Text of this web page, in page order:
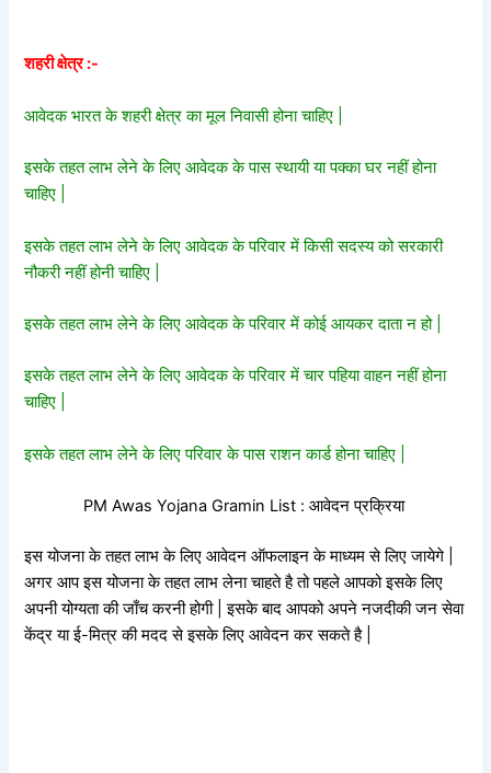
शहरी क्षेत्र :-
आवेदक भारत के शहरी क्षेत्र का मूल निवासी होना चाहिए |
इसके तहत लाभ लेने के लिए आवेदक के पास स्थायी या पक्का घर नहीं होना
चाहिए |
इसके तहत लाभ लेने के लिए आवेदक के परिवार में किसी सदस्य को सरकारी
नौकरी नहीं होनी चाहिए |
इसके तहत लाभ लेने के लिए आवेदक के परिवार में कोई आयकर दाता न हो |
इसके तहत लाभ लेने के लिए आवेदक के परिवार में चार पहिया वाहन नहीं होना
चाहिए |
इसके तहत लाभ लेने के लिए परिवार के पास राशन कार्ड होना चाहिए |
PM Awas Yojana Gramin List : आवेदन प्रक्रिया
इस योजना के तहत लाभ के लिए आवेदन ऑफलाइन के माध्यम से लिए जायेगे |
अगर आप इस योजना के तहत लाभ लेना चाहते है तो पहले आपको इसके लिए
अपनी योग्यता की जाँच करनी होगी | इसके बाद आपको अपने नजदीकी जन सेवा
केंद्र या ई-मित्र की मदद से इसके लिए आवेदन कर सकते है |